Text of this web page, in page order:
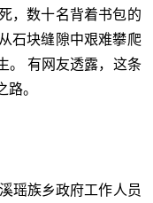
，数十名背着书包的
石块缝隙中艰难攀爬
。 有网友透露，这条
。
瑶族乡政府工作人员